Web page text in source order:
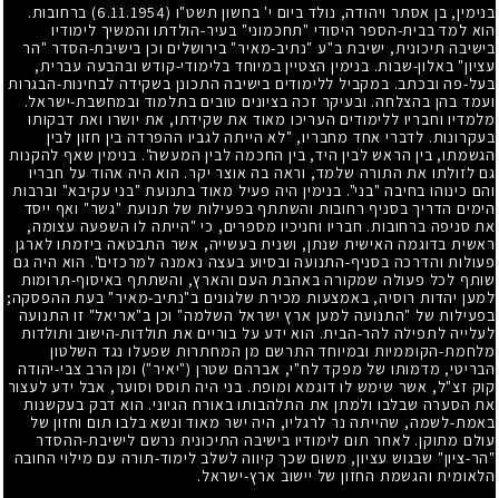
בנימין, בן אסתר ויהודה, נולד ביום י' בחשון תשט"ו (6.11.1954)
ברחובות.
הוא למד בבית-הספר היסודי "תחכמוני" בעיר-הולדתו והמשיך לימודיו
בישיבה תיכונית, ישיבת ב"ע "נתיב-מאיר" בירושלים וכן בישיבת-הסדר "הר
עציון" באלון-שבות. בנימין הצטיין במיוחד בלימודי-קודש ובהבעה עברית,
בעל-פה ובכתב. במקביל ללימודים בישיבה התכונן בשקידה לבחינות-הבגרות
ועמד בהן בהצלחה. ובעיקר זכה בציונים טובים בתלמוד ובמחשבת-ישראל.
מלמדיו וחבריו ללימודים העריכו מאוד את שקידתו, את יושרו ואת דבקותו
בעקרונות. לדברי אחד מחבריו, "לא הייתה לגביו ההפרדה בין חזון לבין
הגשמתו, בין הראש לבין היד, בין החכמה לבין המעשה". בנימין שאף להקנות
גם לזולתו את התורה שלמד, וראה בה אוצר יקר. הוא היה אהוד על חבריו
והם כינוהו בחיבה "בני". בנימין היה פעיל מאוד בתנועת "בני עקיבא" וברבות
הימים הדריך בסניף רחובות והשתתף בפעילות של תנועת "גשר" ואף ייסד
את סניפה ברחובות. חבריו וחניכיו מספרים, כי "הייתה לו השפעה עצומה,
ראשית בדוגמה האישית שנתן, ושנית בעשייה, אשר התבטאה ביזמתו לארגן
פעולות והדרכה בסניף-התנועה ובסיוע בעצה נאמנה למרכזים". הוא היה גם
שותף לכל פעולה שמקורה באהבת העם והארץ, והשתתף באיסוף-תרומות
למען יהדות רוסיה, באמצעות מכירת שלגונים ב"נתיב-מאיר" בעת ההפסקה;
בפעילות של "התנועה למען ארץ ישראל השלמה" וכן ב"אריאל" זו התנועה
לעלייה לתפילה להר-הבית. הוא ידע על בוריים את תולדות-הישוב ותולדות
מלחמת-הקוממיות ובמיוחד התרשם מן המחתרות שפעלו נגד השלטון
הבריטי, מדמותו של מפקד לח"י, אברהם שטרן ("יאיר") ומן הרב צבי-יהודה
קוק זצ"ל, אשר שימש לו דוגמא ומופת. בני היה תוסס וסוער, אבל ידע לעצור
את הסערה שבלבו ולמתן את התלהבותו באורח הגיוני. הוא דבק בעקשנות
באמת-לשמה, שהייתה נר לרגליו, היה ישר מאוד ונשא בלבו תום וחזון של
עולם מתוקן. לאחר תום לימודיו בישיבה התיכונית נרשם לישיבת-ההסדר
"הר-ציון" שבגוש עציון, משום שכך קיווה לשלב לימוד-תורה עם מילוי החובה
הלאומית והגשמת החזון של יישוב ארץ-ישראל.